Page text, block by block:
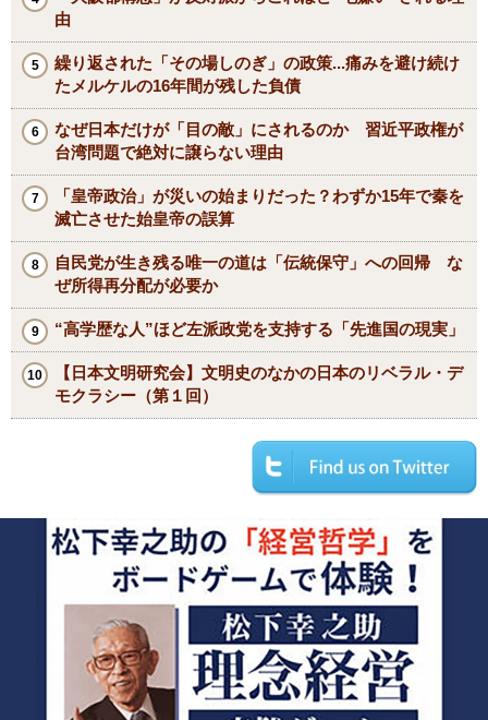
由
繰り返された「その場しのぎ」の政策...痛みを避け続け
たメルケルの16年間が残した負債
なぜ日本だけが「目の敵」にされるのか 習近平政権が
台湾問題で絶対に譲らない理由
「皇帝政治」が災いの始まりだった？わずか15年で秦を
滅亡させた始皇帝の誤算
自民党が生き残る唯一の道は「伝統保守」への回帰 な
ぜ所得再分配が必要か
“高学歴な人”ほど左派政党を支持する「先進国の現実」
【日本文明研究会】文明史のなかの日本のリベラル・デ
モクラシー（第１回）